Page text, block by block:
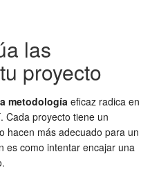
las
proyecto
metodología eficaz radica en
Cada proyecto tiene un
hacen más adecuado para un
es como intentar encajar una